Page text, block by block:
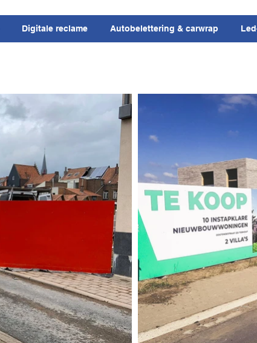
Digitale reclame Autobelettering & carwrap